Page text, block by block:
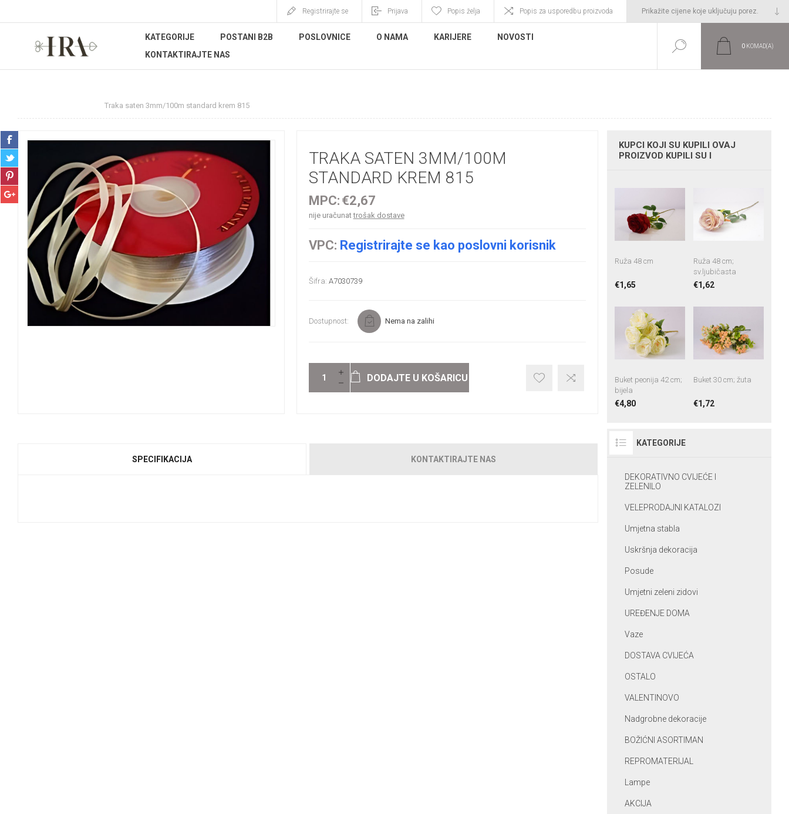
Registrirajte se Prijava Popis želja Popis za usporedbu proizvoda
KATEGORIJE POSTANI B2B POSLOVNICE O NAMA KARIJERE
NOVOSTI
KONTAKTIRAJTE NAS
0 KOMAD(A)
Traka saten 3mm/100m standard krem 815
TRAKA SATEN 3MM/100M
STANDARD KREM 815
MPC: €2,67
nije uračunattrošak dostave
VPC: Registrirajte se kao poslovni korisnik
Šifra: A7030739
Dostupnost: Nema na zalihi
DODAJTE U KOŠARICU
SPECIFIKACIJA KONTAKTIRAJTE NAS
KUPCI KOJI SU KUPILI OVAJ
PROIZVOD KUPILI SU I
Ruža 48 cm
€1,65
Ruža 48 cm;
sv.ljubičasta
€1,62
Buket peonija 42 cm;
bijela
€4,80
Buket 30 cm; žuta
€1,72
KATEGORIJE
DEKORATIVNO CVIJEĆE I
ZELENILO
VELEPRODAJNI KATALOZI
Umjetna stabla
Uskršnja dekoracija
Posude
Umjetni zeleni zidovi
UREĐENJE DOMA
Vaze
DOSTAVA CVIJEĆA
OSTALO
VALENTINOVO
Nadgrobne dekoracije
BOŽIĆNI ASORTIMAN
REPROMATERIJAL
Lampe
AKCIJA